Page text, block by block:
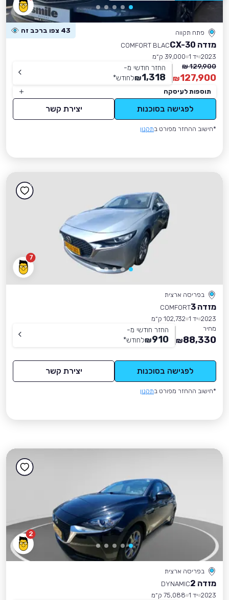
פתח תקווה 43 צפו ברכב זה
מזדה CX-30
COMFORT BLAC
2023 יד 1
39,000 ק״מ
129,900 ₪
127,900
₪
החזר חודשי מ-
1,318
₪לחודש*
תוספות לעיסקה
לפגישה בסוכנות יצירת קשר
*חישוב ההחזר מפורט בתקנון
7
בפריסה ארצית
מזדה 3
COMFORT
2023 יד 1
102,732 ק״מ
מחיר
88,330
₪
החזר חודשי מ-
910
₪לחודש*
לפגישה בסוכנות יצירת קשר
*חישוב ההחזר מפורט בתקנון
2
בפריסה ארצית
מזדה 2
DYNAMIC
2023 יד 1
75,088 ק״מ